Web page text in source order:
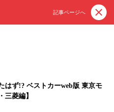
記事ページへ
はず!? ベストカーweb版 東京モ
三菱編】